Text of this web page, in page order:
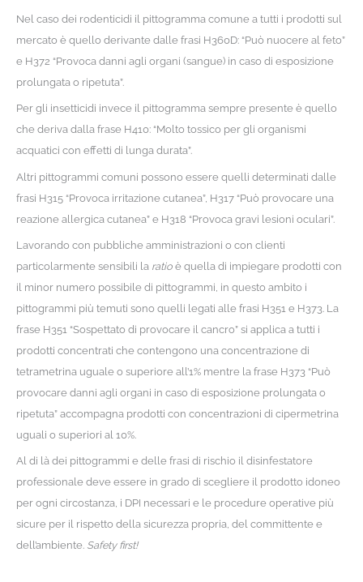
Nel caso dei rodenticidi il pittogramma comune a tutti i prodotti sul
mercato è quello derivante dalle frasi H360D: “Può nuocere al feto”
e H372 “Provoca danni agli organi (sangue) in caso di esposizione
prolungata o ripetuta”.
Per gli insetticidi invece il pittogramma sempre presente è quello
che deriva dalla frase H410: “Molto tossico per gli organismi
acquatici con effetti di lunga durata”.
Altri pittogrammi comuni possono essere quelli determinati dalle
frasi H315 “Provoca irritazione cutanea”, H317 “Può provocare una
reazione allergica cutanea” e H318 “Provoca gravi lesioni oculari”.
Lavorando con pubbliche amministrazioni o con clienti
particolarmente sensibili la ratioè quella di impiegare prodotti con
il minor numero possibile di pittogrammi, in questo ambito i
pittogrammi più temuti sono quelli legati alle frasi H351 e H373. La
frase H351 “Sospettato di provocare il cancro” si applica a tutti i
prodotti concentrati che contengono una concentrazione di
tetrametrina uguale o superiore all’1% mentre la frase H373 “Può
provocare danni agli organi in caso di esposizione prolungata o
ripetuta” accompagna prodotti con concentrazioni di cipermetrina
uguali o superiori al 10%.
Al di là dei pittogrammi e delle frasi di rischio il disinfestatore
professionale deve essere in grado di scegliere il prodotto idoneo
per ogni circostanza, i DPI necessari e le procedure operative più
sicure per il rispetto della sicurezza propria, del committente e
dell’ambiente. Safety first!